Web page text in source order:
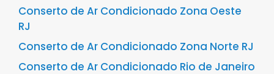
Conserto de Ar Condicionado Zona Oeste
RJ
Conserto de Ar Condicionado Zona Norte RJ
Conserto de Ar Condicionado Rio de Janeiro